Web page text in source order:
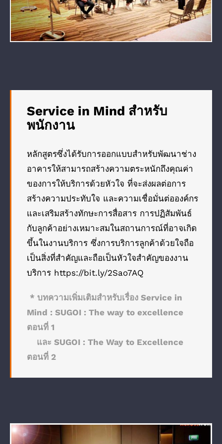
Service in Mind สำหรับ
พนักงาน
หลักสูตรซึ่งได้รับการออกแบบสำหรับพัฒนาช่าง
อาคารให้สามารถสร้างความตระหนักถึงคุณค่า
ของการให้บริการด้วยหัวใจ ที่จะส่งผลต่อการ
สร้างความประทับใจ และความเชื่อมั่นต่อองค์กร
และเสริมสร้างทักษะการสื่อสาร การปฏิสัมพันธ์
กับลูกค้าอย่างเหมาะสมในสถานการณ์ที่อาจเกิด
ขึ้นในงานบริการ ซึ่งการบริการลูกค้าด้วยใจถือ
เป็นสิ่งที่สำคัญและถือเป็นหัวใจสำคัญของงาน
บริการ https://bit.ly/2Sao7AQ
* บทความเพิ่มเติมสำหรับเรื่อง Service in
Mind : SUGOI : The way to excellence
ตอนที่ 1
และ SUGOI : The Way to Excellence
ตอนที่ 2